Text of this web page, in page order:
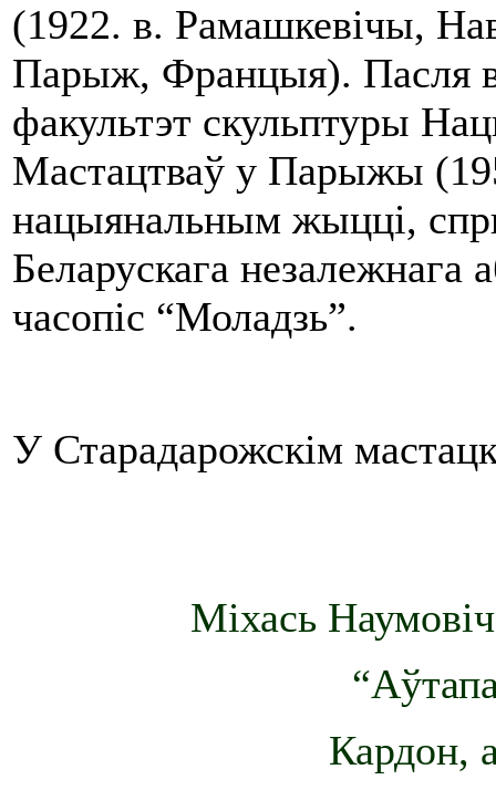
(1922. в. Рамашкевічы,
Парыж, Францыя). Пасля
факультэт скульптуры
Мастацтваў у Парыжы
нацыянальным жыцці,
Беларускага незалежнага
часопіс “Моладзь”.
У Старадарожскім
Міхась
Кардон,